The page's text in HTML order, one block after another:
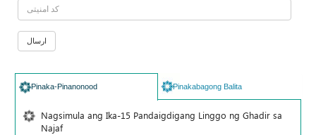
Pinaka-Pinanonood Pinakabagong Balita
Nagsimula ang Ika-15 Pandaigdigang Linggo ng Ghadir sa
Najaf